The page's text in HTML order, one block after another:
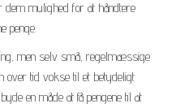
mulighed for at håndtere
penge.
men selv små, regelmæssige
over tid vokse til et betydeligt
en måde at få pengene til at